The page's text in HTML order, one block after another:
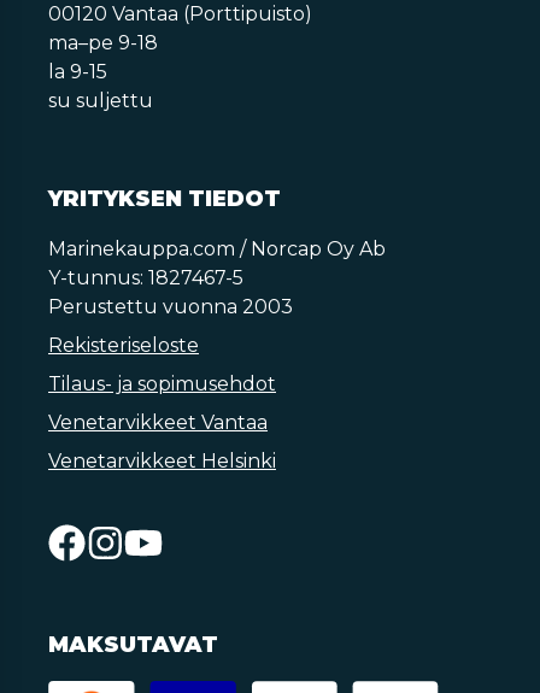
00120 Vantaa (Porttipuisto)
ma–pe 9-18
la 9-15
su suljettu
YRITYKSEN TIEDOT
Marinekauppa.com / Norcap Oy Ab
Y-tunnus: 1827467-5
Perustettu vuonna 2003
Rekisteriseloste
Tilaus- ja sopimusehdot
Venetarvikkeet Vantaa
Venetarvikkeet Helsinki
MAKSUTAVAT